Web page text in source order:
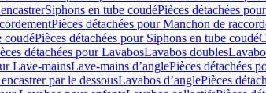
Siphons en tube coudéPièces détachées
Pièces détachées pour Manchon de
coudéPièces détachées pour Siphons en tube coudé
détachées pour LavabosLavabos doubles
Lave-mainsLave-mains d’anglePièces détachées
par le dessousLavabos d’anglePièces